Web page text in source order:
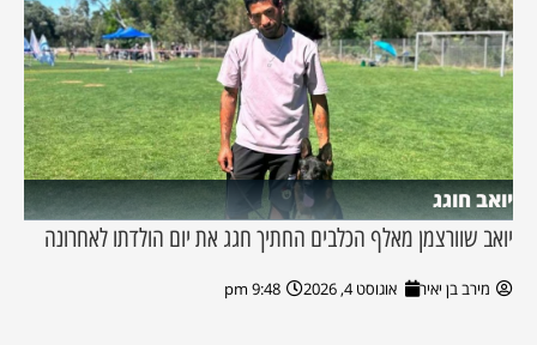
יואב חוגג
יואב שוורצמן מאלף הכלבים החתיך חגג את יום הולדתו לאחרונה
מירב בן יאיר אוגוסט 4, 2026 9:48 pm